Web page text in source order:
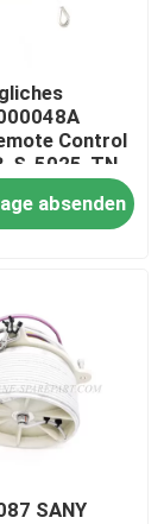
Control
S-5025-TN
absenden
SANY